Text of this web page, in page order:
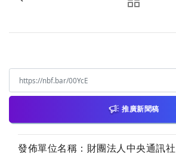
推廣新聞稿
發佈單位名稱：財團法人中央通訊社